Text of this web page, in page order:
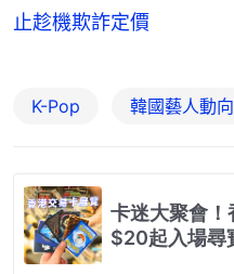
止趁機欺詐定價
K-Pop 韓國藝人動向